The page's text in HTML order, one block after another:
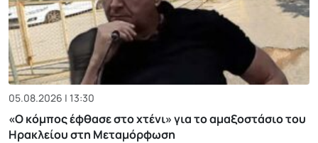
05.08.2026 | 13:30
«Ο κόμπος έφθασε στο χτένι» για το αμαξοστάσιο του
Ηρακλείου στη Μεταμόρφωση